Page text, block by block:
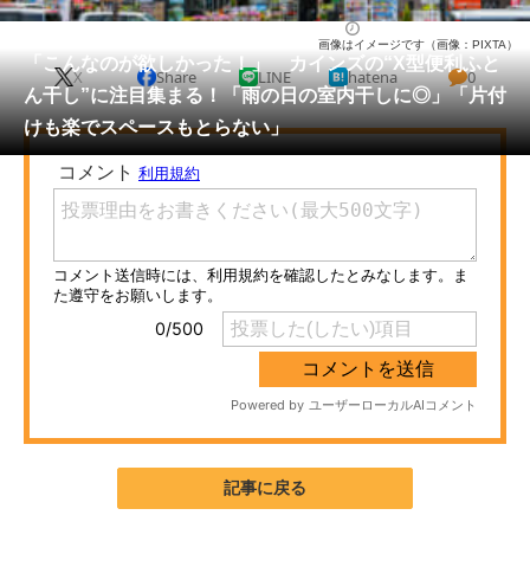
動物 リサーチ
会員記事
メディア
注目記事を集めた総合ページ
ITの今と未来を見通す
スマホと通信の最新トレンド
進化するPCとデバイスの未来
AI活用のいまが分かる
「こんなのが欲しかった！」 カインズの“X型便利ふと
ん干し”に注目集まる！「雨の日の室内干しに◎」「片付
けも楽でスペースもとらない」
画像はイメージです（画像：PIXTA）
X Share LINE hatena 0
記事に戻る